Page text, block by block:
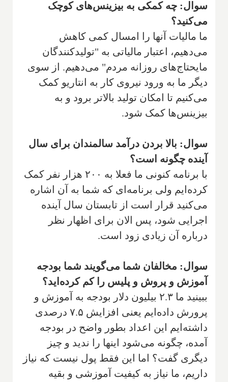
سوال: چه کمکی به بیزینس‌های کوچک
می‌کنید؟
ما مالیات آنها را امسال کمی کاهش
می‌دهیم، اعتبار مالیاتی به "تولیدکنندگان
مایحتاج‌های روزانه مردم" می‌دهیم. از سوی
دیگر ما به ورود نیروی کار به انتاریو کمک
می‌کنیم تا امکان تولید بالاتر برود و به
بیزینس‌ها کمک شود.
سوال: بالا بردن درآمد سالمندان برای سال
آینده چگونه است؟
با برنامه کنونی ما فعلا به ۲۰۰ هزار نفر کمک
کرده‌ایم ولی برنامه‌ای که شما به آن اشاره
می‌کنید قرار است از تابستان سال آینده
اجرایی شود، پس الان برای اظهار نظر
درباره آن زیادی زود است.
سوال: مخالفان شما می‌گویند شما بودجه
آموزش و پروش و پلیس را کم کرده‌اید؟
ببینید ما ۲.۳ بیلیون دلار بودجه به آموزش و
پرورش داده‌ایم یعنی افزایش ۷.۵ درصدی
داشته‌ایم این اعداد بطور واضح در بودجه
آمده، چگونه می‌شود اینها را ندید و چیز
دیگری گفت؟ اما این فقط پول نیست که نیاز
داریم، ما نیاز به کیفیت آموزشی و بقیه